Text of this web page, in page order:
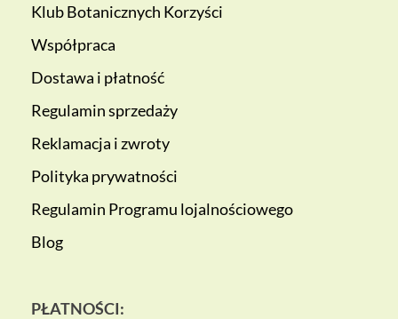
Klub Botanicznych Korzyści
Współpraca
Dostawa i płatność
Regulamin sprzedaży
Reklamacja i zwroty
Polityka prywatności
Regulamin Programu lojalnościowego
Blog
PŁATNOŚCI: